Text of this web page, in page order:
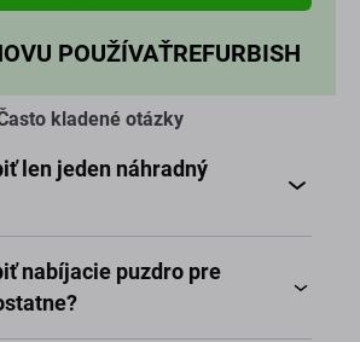
POUŽÍVAŤREFURBISH
kladené otázky
len jeden náhradný
nabíjacie puzdro pre